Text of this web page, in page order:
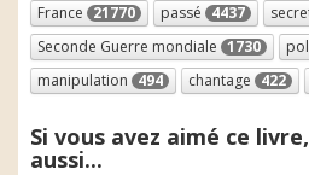
France 21770 passé 4437
Seconde Guerre mondiale 1730
manipulation 494 chantage 422
Si vous avez aimé ce
aussi...